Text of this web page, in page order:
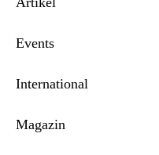
Events
International
Magazin